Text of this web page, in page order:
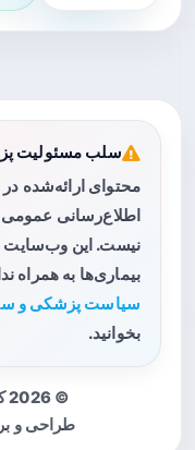
سلب مسئولیت
محتوای ارائه‌شده
اطلاع‌رسانی
نیست. این وب‌سایت
بیماری‌ها به همراه
سیاست پزشکی و
بخوانید.
© 2026 کلیه حقوق محفوظ است.
طراحی و